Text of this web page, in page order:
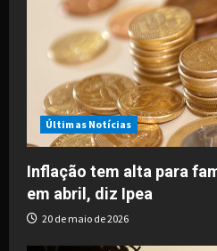
o
n
Últimas Notícias
Inflação tem alta para
em abril, diz Ipea
20 de maio de 2026